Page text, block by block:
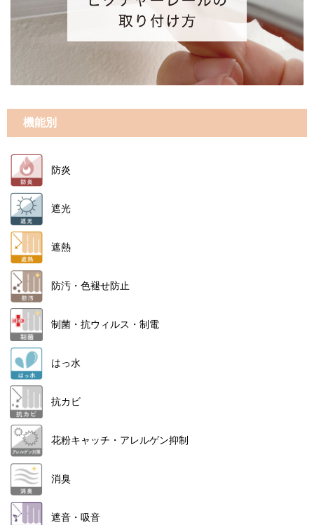
機能別
防炎
遮光
遮熱
防汚・色褪せ防止
制菌・抗ウィルス・制電
はっ水
抗カビ
花粉キャッチ・アレルゲン抑制
消臭
遮音・吸音